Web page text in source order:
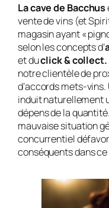
La cave de Bacchus
vente de vins (et
magasin ayant «
selon les concepts d’
et duclick & collect.
notre clientèle de
d’accords mets-
induit naturellement
dépens de la
mauvaise situation
concurrentiel
conséquents dans